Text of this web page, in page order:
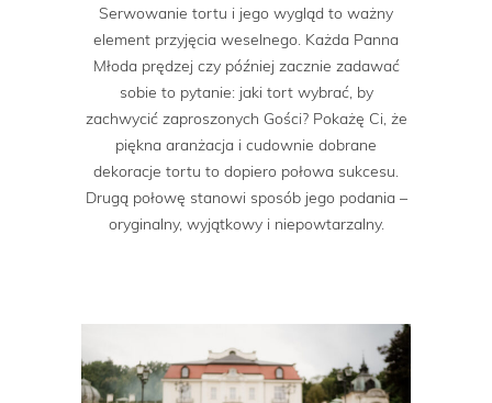
Serwowanie tortu i jego wygląd to ważny
element przyjęcia weselnego. Każda Panna
Młoda prędzej czy później zacznie zadawać
sobie to pytanie: jaki tort wybrać, by
zachwycić zaproszonych Gości? Pokażę Ci, że
piękna aranżacja i cudownie dobrane
dekoracje tortu to dopiero połowa sukcesu.
Drugą połowę stanowi sposób jego podania –
oryginalny, wyjątkowy i niepowtarzalny.